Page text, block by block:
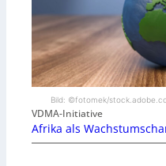
Bild: ©fotomek/
VDMA-Initiative
Afrika als